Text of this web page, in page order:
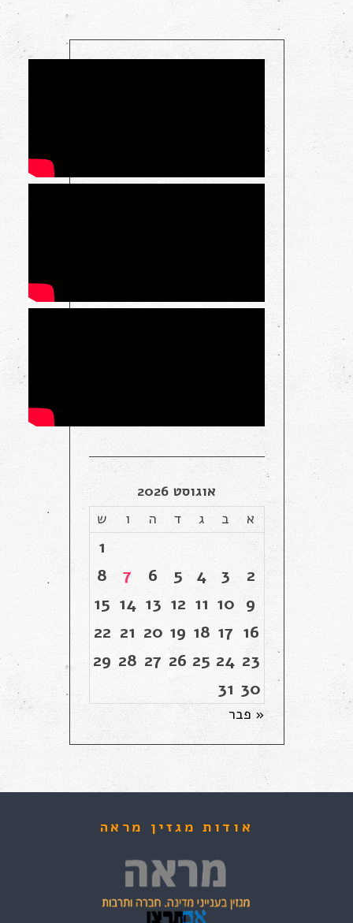
אוגוסט 2026
א
ב ג ד ה ו ש
1
2
3
4
5
6
7
8
9
10
11
12
13
14
15
16
17
18
19
20
21
22
23
24
25
26
27
28
29
30
31
« פבר
אודות מגזין מראה